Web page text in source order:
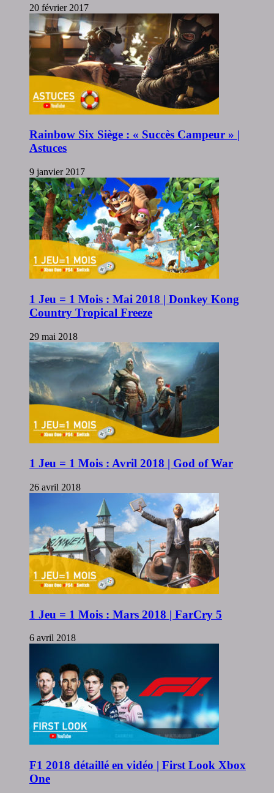
20 février 2017
Rainbow Six Siège : « Succès Campeur » |
Astuces
9 janvier 2017
1 Jeu = 1 Mois : Mai 2018 | Donkey Kong
Country Tropical Freeze
29 mai 2018
1 Jeu = 1 Mois : Avril 2018 | God of War
26 avril 2018
1 Jeu = 1 Mois : Mars 2018 | FarCry 5
6 avril 2018
F1 2018 détaillé en vidéo | First Look Xbox
One